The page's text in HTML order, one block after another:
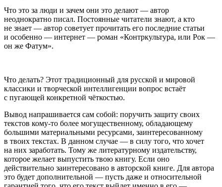
Что это за люди и зачем они это делают — автор
неоднократно писал. Постоянные читатели знают, а кто
не знает — автор советует прочитать его последние статьи
и особенно — интернет — роман «Контркультура, или Рок —
он же Фатум».
Что делать? Этот традиционный для русской и мировой
классики и творческой интеллигенции вопрос встаёт
с пугающей конкретной чёткостью.
Вывод напрашивается сам собой: поручить защиту своих
текстов кому-то более могущественному, обладающему
большими материальными ресурсами, заинтересованному
в твоих текстах. В данном случае — в силу того, что хочет
на них заработать. Тому же литературному издательству,
которое желает выпустить твою книгу. Если оно
действительно заинтересовано в авторской книге. Для автора
это будет дополнительной — пусть даже и относительной